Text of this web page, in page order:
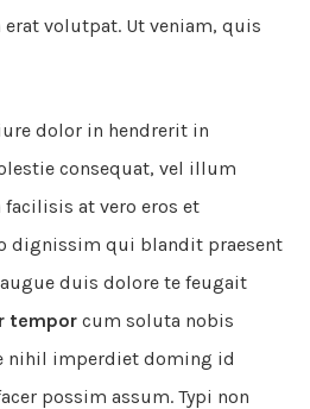
volutpat. Ut veniam, quis
dolor in hendrerit in
consequat, vel illum
at vero eros et
dignissim qui blandit praesent
duis dolore te feugait
tempor cum soluta nobis
nihil imperdiet doming id
possim assum. Typi non